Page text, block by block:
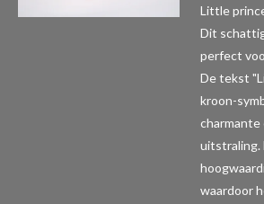
Little
Dit
perfect
De tekst
kroon-
charmante
uitstraling.
waardoor